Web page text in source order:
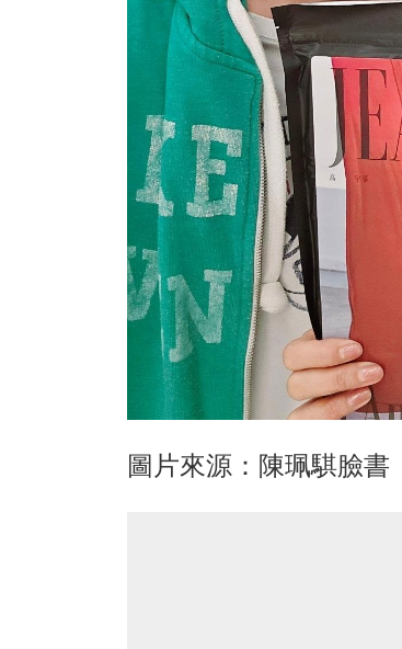
圖片來源：陳珮騏臉書